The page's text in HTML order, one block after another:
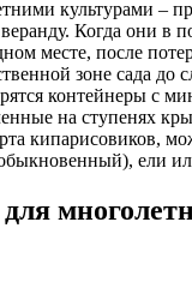
культурами –
Когда они в
месте, после
зоне сада до
контейнеры с
на ступенях
кипарисовиков,
ели